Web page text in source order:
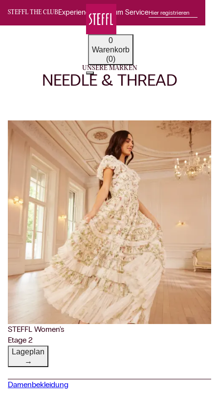
STEFFL THE CLUBExperience Premium ServiceHier registrieren
0
Warenkorb
(0)
UNSERE MARKEN
NEEDLE & THREAD
STEFFL Women's
Etage 2
Lageplan
→
Damenbekleidung